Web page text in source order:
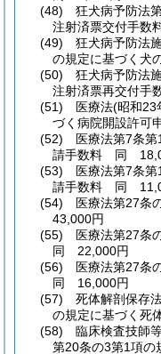
(48)
狂犬病予防法
注射済票交付手
(49)
狂犬病予防法
の規定に基づく
(50)
狂犬病予防法
注射済票再交付
(51)
医療法(昭和23
づく病院開設許
(52)
医療法第7条
請手数料 同
(53)
医療法第7条
請手数料 同
(54)
医療法第27
43,000円
(55)
医療法第27条
同 22,000円
(56)
医療法第27条
同 16,000円
(57)
死体解剖保存
の規定に基づく
(58)
臨床検査技師
第20条の3第1項の